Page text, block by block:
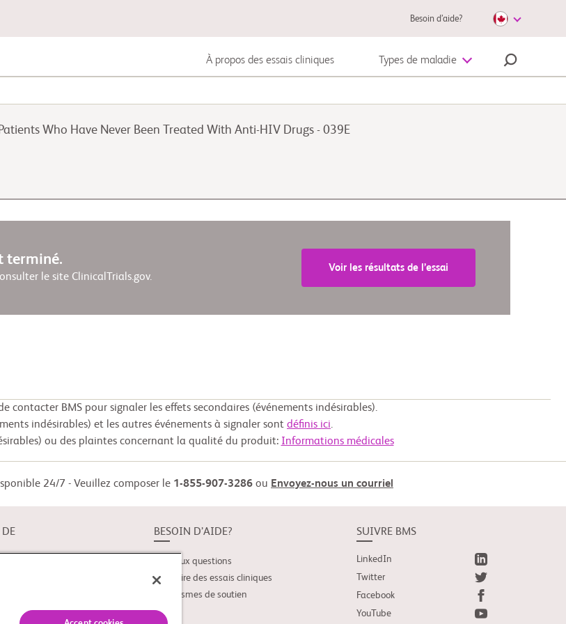
Besoin d’aide?
À propos des essais cliniques Types de maladie
Who Have Never Been Treated With Anti-HIV Drugs - 039E
terminé.
le site ClinicalTrials.gov.
Voir les résultats de l’essai
contacter BMS pour signaler les effets secondaires (événements indésirables).
indésirables) et les autres événements à signaler sont définis ici.
ou des plaintes concernant la qualité du produit: Informations médicales
24/7 - Veuillez composer le 1-855-907-3286 ou Envoyez-nous un courriel
DE BESOIN D’AIDE?
Foire aux questions
Glossaire des essais cliniques
Organismes de soutien
SUIVRE BMS
LinkedIn
Twitter
Facebook
YouTube